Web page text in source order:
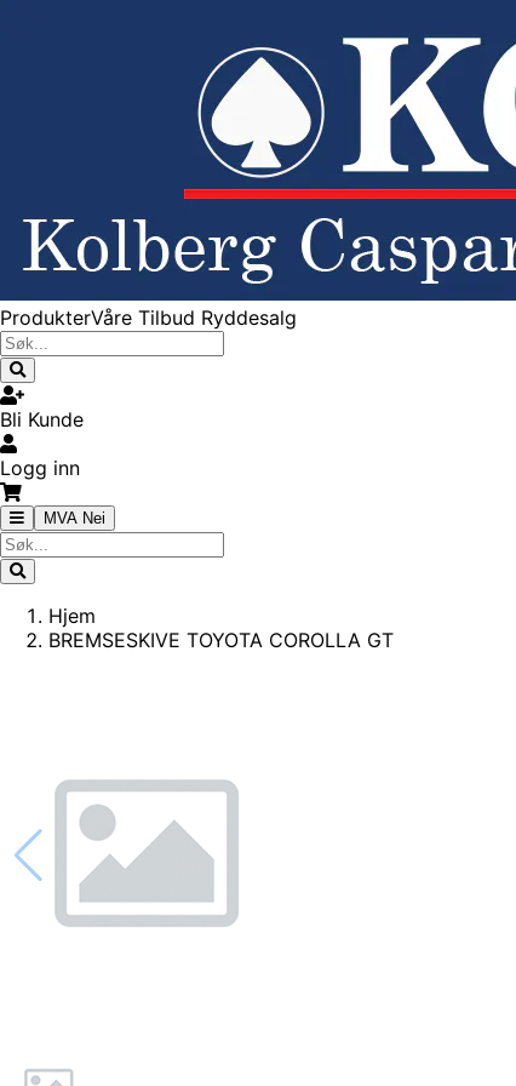
ProdukterVåre Tilbud Ryddesalg
Bli Kunde
Logg inn
MVA Nei
Hjem
BREMSESKIVE TOYOTA COROLLA GT